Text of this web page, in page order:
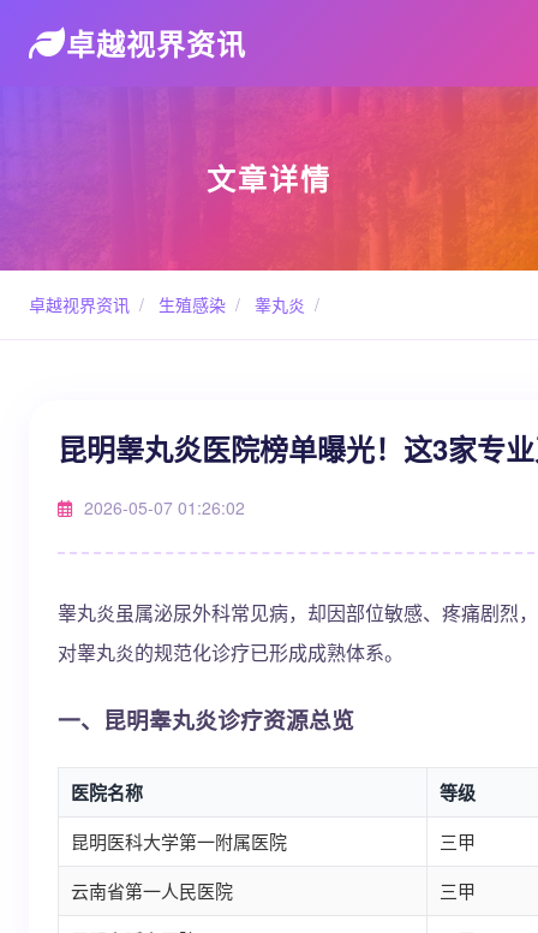
卓越视界资讯
文章详情
卓越视界资讯 / 生殖感染 / 睾丸炎 /
昆明睾丸炎医院榜单曝光！这3家专
2026-05-07 01:26:02
睾丸炎虽属泌尿外科常见病，却因部位敏感、疼痛剧烈
对睾丸炎的规范化诊疗已形成成熟体系。
一、昆明睾丸炎诊疗资源总览
医院名称 等级
昆明医科大学第一附属医院
三甲
云南省第一人民医院
三甲